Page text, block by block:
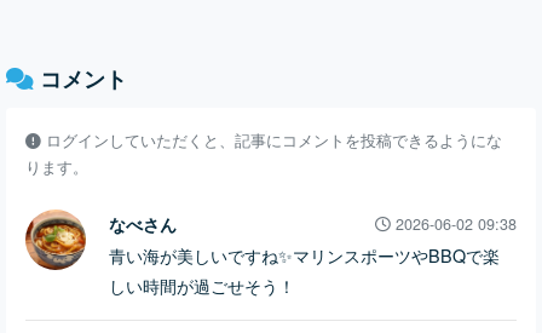
コメント
ログインしていただくと、記事にコメントを投稿できるようにな
ります。
なべさん 2026-06-02 09:38
青い海が美しいですね✨マリンスポーツやBBQで楽
しい時間が過ごせそう！